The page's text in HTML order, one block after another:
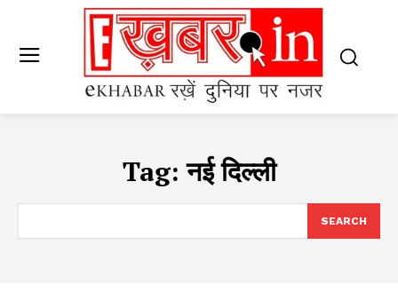
Tag:नई दिल्ली
SEARCH